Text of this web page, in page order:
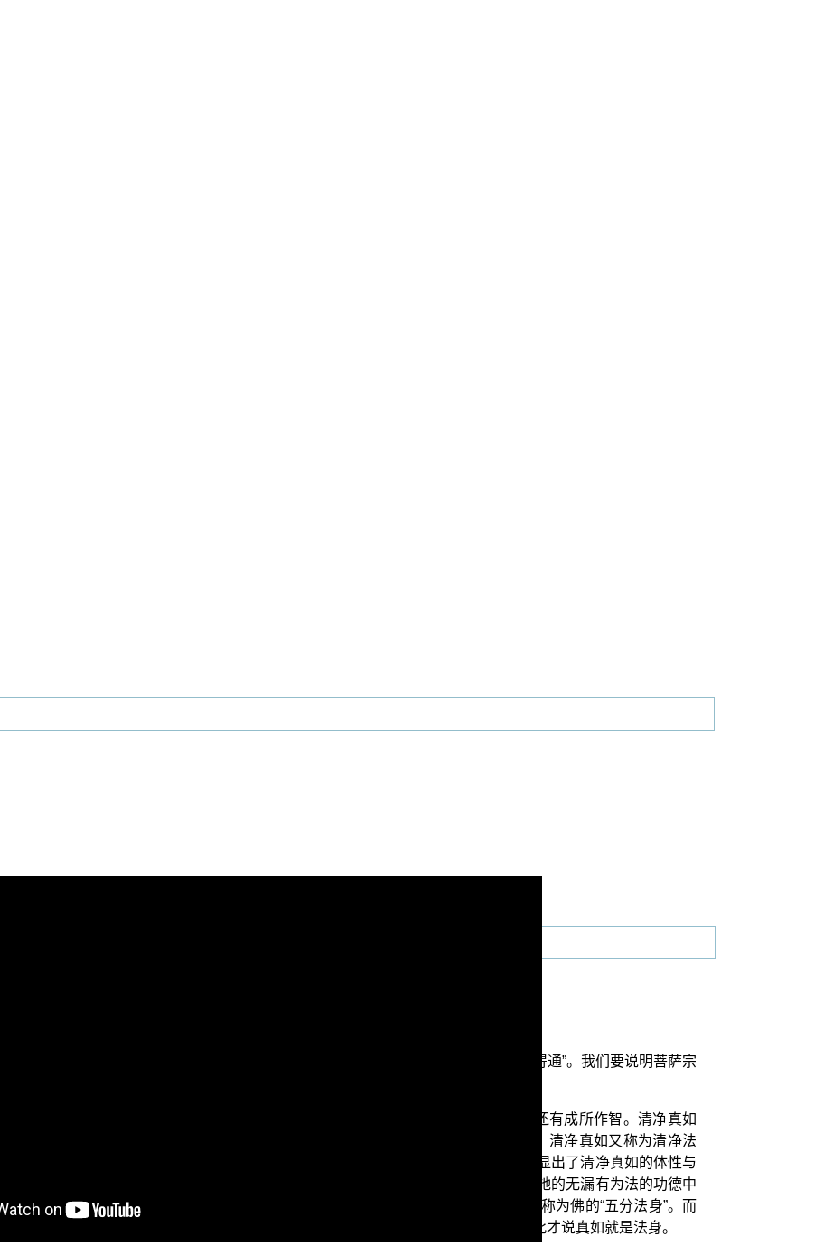
二集当中我们解说了菩萨宗通所得六通当中的“真实义通”，这个单元我们要来解说“得通”。我们要说明菩萨宗
圆镜智、平等性智、妙观察智还有成所作智。
五法为性，称为佛的法身。五法就是清净真如、大圆镜智、平等性智、妙观察智还有成所作智。清净真如
真如的性相，是以无垢识心体有这样的清净真如的性相，所以作为转依的第一法；清净真如又称为清净法
为五法。但是这五法，都是从佛地第八无垢识心体直接或间接出生或显现：无垢识显出了清净真如的体性与
无垢识心体直接出生大圆镜智，这是第二法；然后这个无垢识也称为阿陀那识，从祂的无漏有为法的功德中
以有了平等性智、妙观察智、成所作智等这三法，与前面的二法共成五法，这样就称为佛的“五分法身”。而
识心体的真如法性才能够成就的，所谓五法其实仍是以真如法性作为它的根本，因此才说真如就是法身。